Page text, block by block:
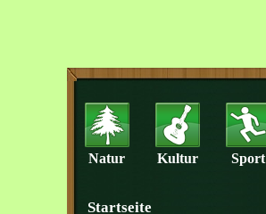
Natur Kultur Sport
Startseite